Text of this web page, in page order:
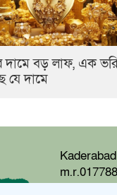
দামে বড় লাফ, এক ভরি
যে দামে